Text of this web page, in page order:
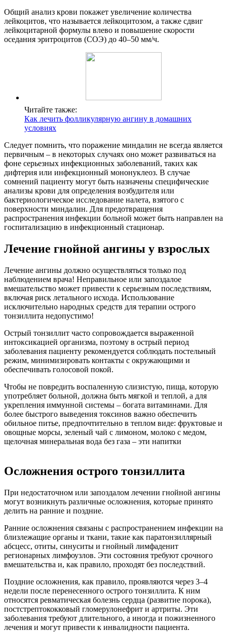
Общий анализ крови покажет увеличение количества
лейкоцитов, что называется лейкоцитозом, а также сдвиг
лейкоцитарной формулы влево и повышение скорости
оседания эритроцитов (СОЭ) до 40–50 мм/ч.
Читайте также:
Как лечить фолликулярную ангину в домашних
условиях
Следует помнить, что поражение миндалин не всегда является
первичным – в некоторых случаях оно может развиваться на
фоне серьезных инфекционных заболеваний, таких как
дифтерия или инфекционный мононуклеоз. В случае
сомнений пациенту могут быть назначены специфические
анализы крови для определения возбудителя или
бактериологическое исследование налета, взятого с
поверхности миндалин. Для предотвращения
распространения инфекции больной может быть направлен на
госпитализацию в инфекционный стационар.
Лечение гнойной ангины у взрослых
Лечение ангины должно осуществляться только под
наблюдением врача! Неправильное или запоздалое
вмешательство может привести к серьезным последствиям,
включая риск летального исхода. Использование
исключительно народных средств для терапии острого
тонзиллита недопустимо!
Острый тонзиллит часто сопровождается выраженной
интоксикацией организма, поэтому в острый период
заболевания пациенту рекомендуется соблюдать постельный
режим, минимизировать контакты с окружающими и
обеспечивать голосовой покой.
Чтобы не повредить воспаленную слизистую, пища, которую
употребляет больной, должна быть мягкой и теплой, а для
укрепления иммунной системы – богата витаминами. Для
более быстрого выведения токсинов важно обеспечить
обильное питье, предпочтительно в теплом виде: фруктовые и
овощные морсы, зеленый чай с лимоном, молоко с медом,
щелочная минеральная вода без газа – эти напитки
Осложнения острого тонзиллита
При недостаточном или запоздалом лечении гнойной ангины
могут возникнуть различные осложнения, которые принято
делить на ранние и поздние.
Ранние осложнения связаны с распространением инфекции на
близлежащие органы и ткани, такие как паратонзиллярный
абсцесс, отиты, синуситы и гнойный лимфаденит
регионарных лимфоузлов. Эти состояния требуют срочного
вмешательства и, как правило, проходят без последствий.
Поздние осложнения, как правило, проявляются через 3–4
недели после перенесенного острого тонзиллита. К ним
относятся ревматическая болезнь сердца (развитие порока),
постстрептококковый гломерулонефрит и артриты. Эти
заболевания требуют длительного, а иногда и пожизненного
лечения и могут привести к инвалидности пациента.